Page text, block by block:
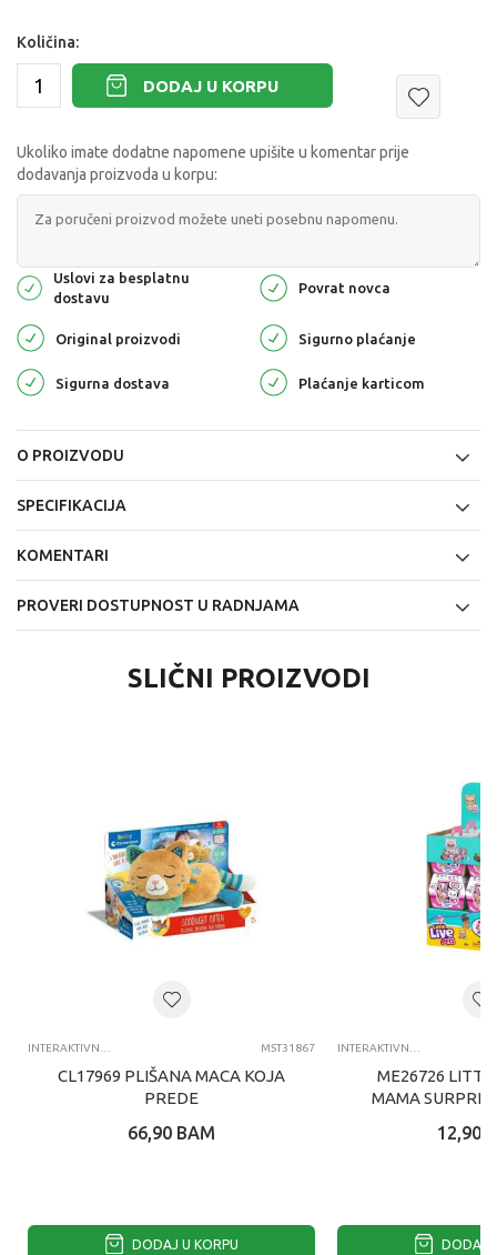
Količina:
DODAJ U KORPU
Ukoliko imate dodatne napomene upišite u komentar prije
dodavanja proizvoda u korpu:
Uslovi za besplatnu
dostavu
Povrat novca
Original proizvodi Sigurno plaćanje
Sigurna dostava Plaćanje karticom
O PROIZVODU
SPECIFIKACIJA
KOMENTARI
PROVERI DOSTUPNOST U RADNJAMA
SLIČNI PROIZVODI
INTERAKTIVNI PLIŠ MST31867
CL17969 PLIŠANA MACA KOJA
PREDE
66,90 BAM
DODAJ U KORPU
INTERAKTIVNI PLIŠ
ME26726
MAMA
12,90
DODAJ